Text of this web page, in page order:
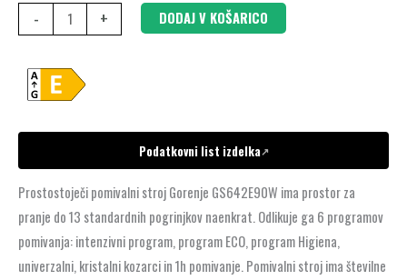
- + DODAJ V KOŠARICO
Podatkovni list izdelka↗
Prostostoječi pomivalni stroj Gorenje GS642E90W ima prostor za
pranje do 13 standardnih pogrinjkov naenkrat. Odlikuje ga 6 programov
pomivanja: intenzivni program, program ECO, program Higiena,
univerzalni, kristalni kozarci in 1h pomivanje. Pomivalni stroj ima številne